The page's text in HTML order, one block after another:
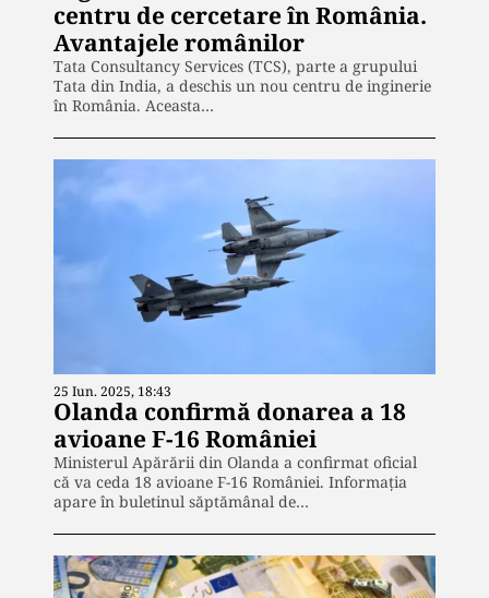
centru de cercetare în România.
Avantajele românilor
Tata Consultancy Services (TCS), parte a grupului
Tata din India, a deschis un nou centru de inginerie
în România. Aceasta…
25 Iun. 2025, 18:43
Olanda confirmă donarea a 18
avioane F-16 României
Ministerul Apărării din Olanda a confirmat oficial
că va ceda 18 avioane F-16 României. Informația
apare în buletinul săptămânal de…